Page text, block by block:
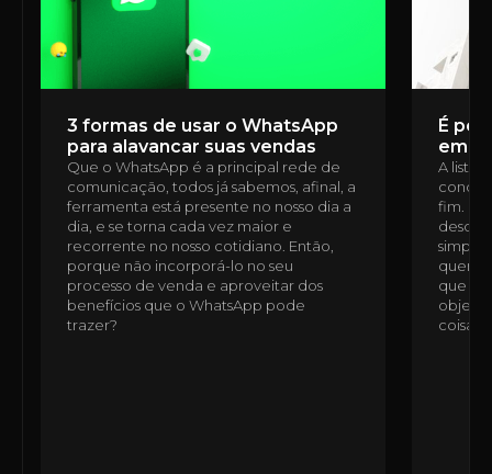
3 formas de usar o WhatsApp
para alavancar suas vendas
Que o WhatsApp é a principal rede de
comunicação, todos já sabemos, afinal, a
ferramenta está presente no nosso dia a
dia, e se torna cada vez maior e
recorrente no nosso cotidiano. Então,
porque não incorporá-lo no seu
processo de venda e aproveitar dos
benefícios que o WhatsApp pode
trazer?
É
em
A lista
fim. É
desde
quem
que
coisas,